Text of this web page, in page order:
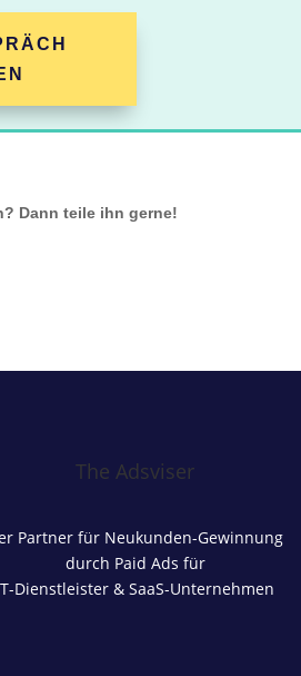
Dann teile ihn gerne!
The Adsviser
Partner für Neukunden-Gewinnung
durch Paid Ads für
Dienstleister & SaaS-Unternehmen